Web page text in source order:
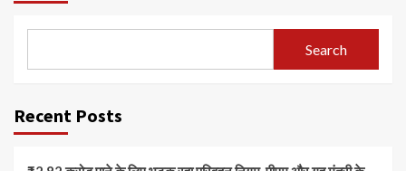
Search
Recent Posts